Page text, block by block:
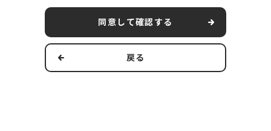
ンショップ「MOGUストア 本店」（https://mogustore.jp 以
下、「本サービス」といいます。）の利用条件を定めるもので
本規約の適用範囲および変更
同意して確認する
戻る